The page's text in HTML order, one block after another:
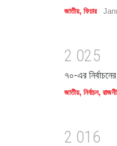
জাতীয়, ফিচার
2 025
৭০-এর
জাতীয়, নির্বাচন,
2 01 6